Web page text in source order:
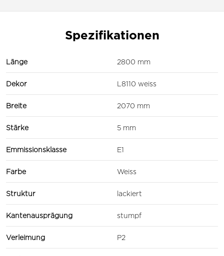
Spezifikationen
Länge 2800 mm
Dekor L8110 weiss
Breite 2070 mm
Stärke 5 mm
Emmissionsklasse E1
Farbe Weiss
Struktur lackiert
Kantenausprägung stumpf
Verleimung P2